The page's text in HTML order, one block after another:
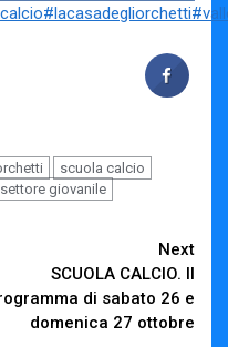
#lacasadegliorchetti
scuola calcio
giovanile
Next
SCUOLA CALCIO. Il
di sabato 26 e
domenica 27 ottobre